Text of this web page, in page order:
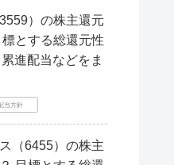
）の株主還元
とする総還元性
進配当などをま
当方針
（6455）の株主